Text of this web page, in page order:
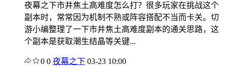
夜幕之下市井焦土高难度怎么打？很多玩家在挑战这个
副本时，常常因为机制不熟或阵容搭配不当而卡关。切
游小编整理了一下市井焦土高难度副本的通关思路，这
个副本是获取潮生结晶等关键...
0 0 夜幕之下 03-23 10:00